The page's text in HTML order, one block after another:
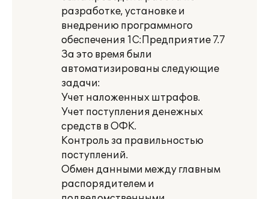
разработке, установке и
внедрению программного
обеспечения 1С:Предприятие 7.7
За это время были
автоматизированы следующие
задачи:
Учет наложенных штрафов.
Учет поступления денежных
средств в ОФК.
Контроль за правильностью
поступлений.
Обмен данными между главным
распорядителем и